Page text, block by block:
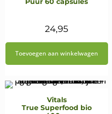
24,95
Toevoegen aan winkelwagen
Vitals
True Superfood bio